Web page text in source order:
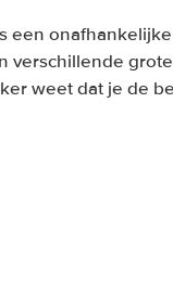
een
verschillende
weet dat je de